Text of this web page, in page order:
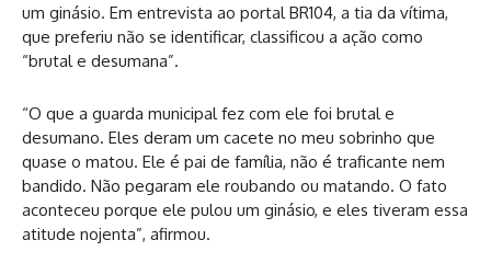
um ginásio. Em entrevista ao portal BR104, a tia da vítima,
que preferiu não se identificar, classificou a ação como
“brutal e desumana”.
“O que a guarda municipal fez com ele foi brutal e
desumano. Eles deram um cacete no meu sobrinho que
quase o matou. Ele é pai de família, não é traficante nem
bandido. Não pegaram ele roubando ou matando. O fato
aconteceu porque ele pulou um ginásio, e eles tiveram essa
atitude nojenta”, afirmou.